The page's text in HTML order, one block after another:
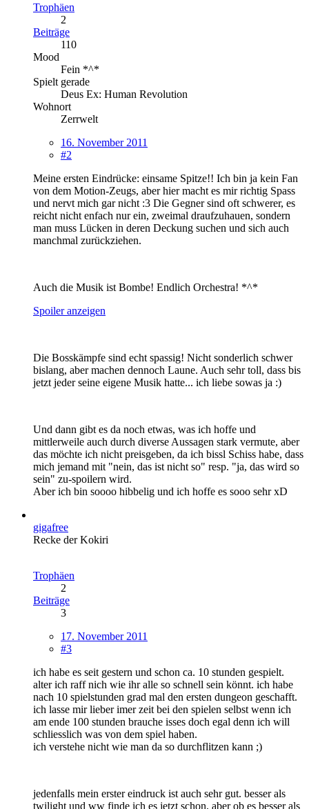
Trophäen
2
Beiträge
110
Mood
Fein *^*
Spielt gerade
Deus Ex: Human Revolution
Wohnort
Zerrwelt
16. November 2011
#2
Meine ersten Eindrücke: einsame Spitze!! Ich bin ja kein Fan
von dem Motion-Zeugs, aber hier macht es mir richtig Spass
und nervt mich gar nicht :3 Die Gegner sind oft schwerer, es
reicht nicht enfach nur ein, zweimal draufzuhauen, sondern
man muss Lücken in deren Deckung suchen und sich auch
manchmal zurückziehen.
Auch die Musik ist Bombe! Endlich Orchestra! *^*
Spoiler anzeigen
Die Bosskämpfe sind echt spassig! Nicht sonderlich schwer
bislang, aber machen dennoch Laune. Auch sehr toll, dass bis
jetzt jeder seine eigene Musik hatte... ich liebe sowas ja :)
Und dann gibt es da noch etwas, was ich hoffe und
mittlerweile auch durch diverse Aussagen stark vermute, aber
das möchte ich nicht preisgeben, da ich bissl Schiss habe, dass
mich jemand mit "nein, das ist nicht so" resp. "ja, das wird so
sein" zu-spoilern wird.
Aber ich bin soooo hibbelig und ich hoffe es sooo sehr xD
gigafree
Recke der Kokiri
Trophäen
2
Beiträge
3
17. November 2011
#3
ich habe es seit gestern und schon ca. 10 stunden gespielt.
alter ich raff nich wie ihr alle so schnell sein könnt. ich habe
nach 10 spielstunden grad mal den ersten dungeon geschafft.
ich lasse mir lieber imer zeit bei den spielen selbst wenn ich
am ende 100 stunden brauche isses doch egal denn ich will
schliesslich was von dem spiel haben.
ich verstehe nicht wie man da so durchflitzen kann ;)
jedenfalls mein erster eindruck ist auch sehr gut. besser als
twilight und ww finde ich es jetzt schon, aber ob es besser als